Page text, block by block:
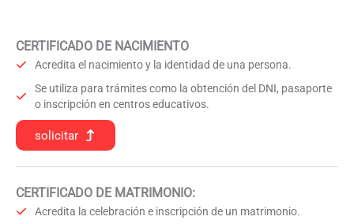
CERTIFICADO DE NACIMIENTO
Acredita el nacimiento y la identidad de una persona.
Se utiliza para trámites como la obtención del DNI, pasaporte
o inscripción en centros educativos.
solicitar
CERTIFICADO DE MATRIMONIO:
Acredita la celebración e inscripción de un matrimonio.